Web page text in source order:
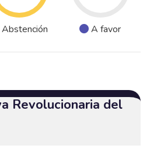
Abstención A favor
Revolucionaria del